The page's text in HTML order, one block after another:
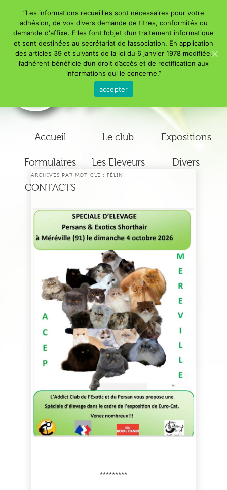
Addict Club Exotic & Persan
Aller au
contenu
principal
Aller au
contenu
secondaire
Accueil Le club Expositions
Formulaires Les Eleveurs Divers
CONTACTS
ARCHIVES PAR MOT-CLÉ :FÉLIN
*********
“Les informations recueillies sont nécessaires pour votre
adhésion, de vos divers demande de titres, conformités ou
demande d'affixe. Elles font l’objet d’un traitement informatique
et sont destinées au secrétariat de l’association. En application
des articles 39 et suivants de la loi du 6 janvier 1978 modifiée,
l’adhérent bénéficie d’un droit d’accès et de rectification aux
informations qui le concerne.”
accepter